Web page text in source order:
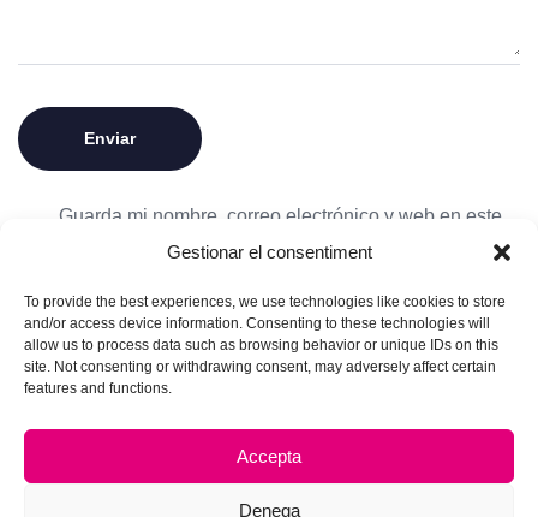
Gestionar el consentiment
To provide the best experiences, we use technologies like cookies to store
and/or access device information. Consenting to these technologies will
allow us to process data such as browsing behavior or unique IDs on this
site. Not consenting or withdrawing consent, may adversely affect certain
features and functions.
Accepta
Denega
Guarda mi nombre, correo electrónico y web en este
navegador para la próxima vez que comente.